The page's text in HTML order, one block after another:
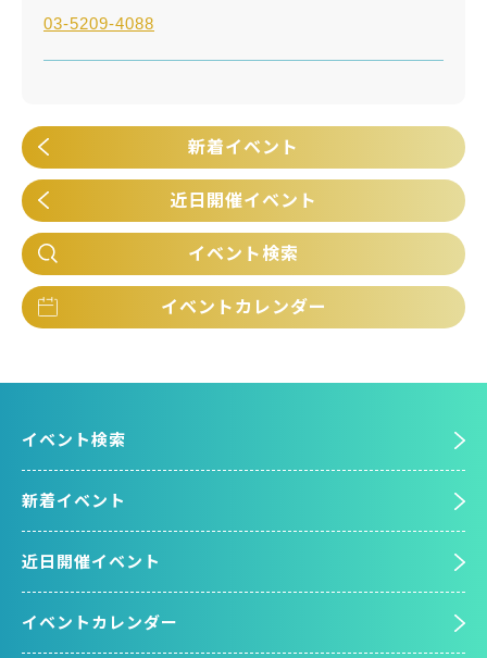
03-5209-4088
新着イベント
近日開催イベント
イベント検索
イベントカレンダー
イベント検索
新着イベント
近日開催イベント
イベントカレンダー